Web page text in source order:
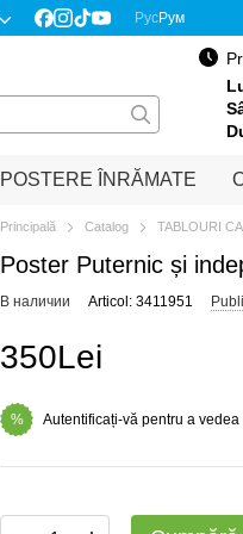
РусРум
POSTERE ÎNRĂMATE
Principală Catalog TABLOURI
Poster Puternic și
В наличии Articol: 3411951
350Lei
% Autentificați-vă pentru a